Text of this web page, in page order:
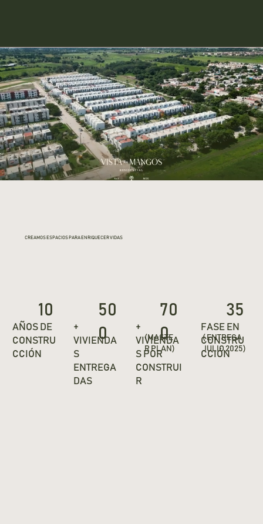
CREAMOS ESPACIOS PARA ENRIQUECER VIDAS
10
AÑOS DE
CONSTRU
CCIÓN
50
0
+
VIVIENDA
S
ENTREGA
DAS
70
0
+
VIVIENDA
S POR
CONSTRUI
R
(MASTE
R PLAN)
35
FASE EN
CONSTRU
CCIÓN
( ENTREGA
JULIO 2025)